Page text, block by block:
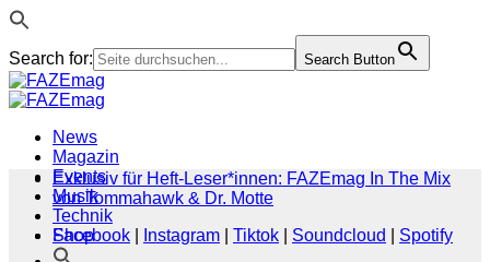
Search for: Search Button
Zum
Inhalt
News
Magazin
Events
Musik
Technik
Shop
Exklusiv für Heft-Leser*innen: FAZEmag In The Mix
von Tommahawk & Dr. Motte
Facebook
Instagram Tiktok Soundcloud
Spotify